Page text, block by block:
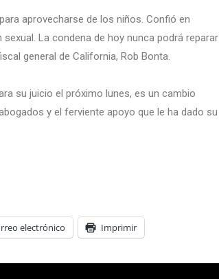
aprovecharse de los niños. Confió en
La condena de hoy nunca podrá reparar
general de California, Rob Bonta.
su juicio el próximo lunes, es un cambio
y el ferviente apoyo que le ha dado su
electrónico Imprimir